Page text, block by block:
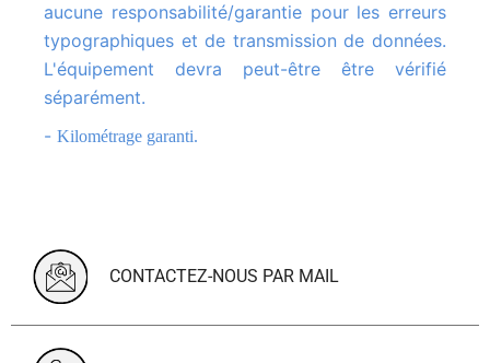
aucune responsabilité/garantie pour les erreurs
typographiques et de transmission de données.
L'équipement devra peut-être être vérifié
séparément.
Kilométrage garanti.
CONTACTEZ-NOUS PAR MAIL